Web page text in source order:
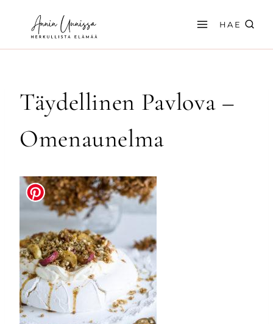
sisältöön
HAE
Täydellinen Pavlova –
Omenaunelma